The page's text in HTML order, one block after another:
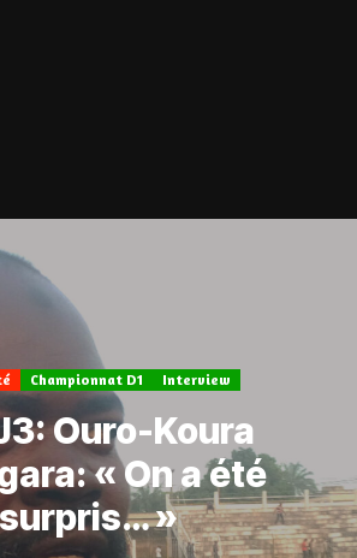
Championnat D1 Interview
Ouro-Koura
« On a été
surpris… »